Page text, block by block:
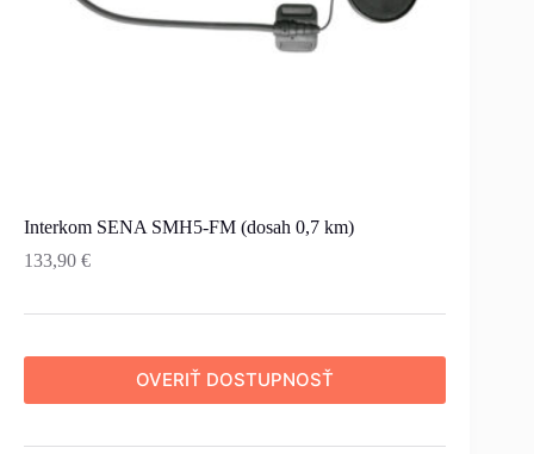
Interkom SENA SMH5-FM (dosah 0,7 km)
133,90 €
OVERIŤ DOSTUPNOSŤ